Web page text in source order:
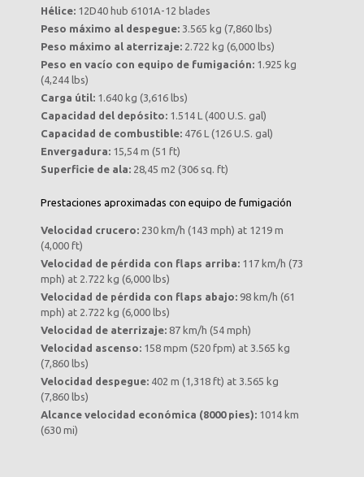
Hélice: 12D40 hub 6101A-12 blades
Peso máximo al despegue: 3.565 kg (7,860 lbs)
Peso máximo al aterrizaje: 2.722 kg (6,000 lbs)
Peso en vacío con equipo de fumigación: 1.925 kg
(4,244 lbs)
Carga útil: 1.640 kg (3,616 lbs)
Capacidad del depósito: 1.514 L (400 U.S. gal)
Capacidad de combustible: 476 L (126 U.S. gal)
Envergadura: 15,54 m (51 ft)
Superficie de ala: 28,45 m2 (306 sq. ft)
Prestaciones aproximadas con equipo de fumigación
Velocidad crucero: 230 km/h (143 mph) at 1219 m
(4,000 ft)
Velocidad de pérdida con flaps arriba: 117 km/h (73
mph) at 2.722 kg (6,000 lbs)
Velocidad de pérdida con flaps abajo: 98 km/h (61
mph) at 2.722 kg (6,000 lbs)
Velocidad de aterrizaje: 87 km/h (54 mph)
Velocidad ascenso: 158 mpm (520 fpm) at 3.565 kg
(7,860 lbs)
Velocidad despegue: 402 m (1,318 ft) at 3.565 kg
(7,860 lbs)
Alcance velocidad económica (8000 pies): 1014 km
(630 mi)